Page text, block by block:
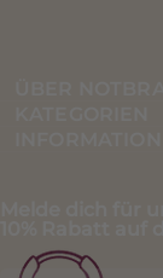
Melde dich für